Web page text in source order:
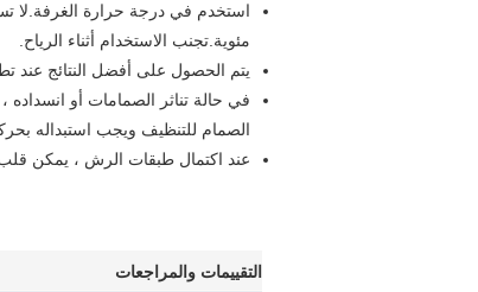
مئوية.تجنب الاستخدام أثناء الرياح.
يتم الحصول على أفضل النتائج عند
في حالة تناثر الصمامات أو انسداده
الصمام للتنظيف ويجب استبداله
عند اكتمال طبقات الرش ، يمكن قلب
التقييمات والمراجعات